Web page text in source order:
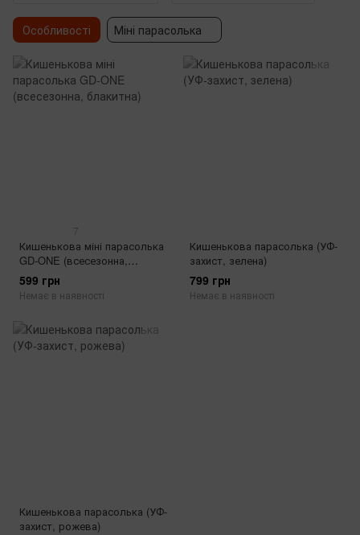
Особливості Міні парасолька
7
Кишенькова міні парасолька
GD-ONE (всесезонна,
блакитна)
599 грн
Немає в наявності
Кишенькова парасолька (УФ-
захист, зелена)
799 грн
Немає в наявності
Кишенькова парасолька (УФ-
захист, рожева)